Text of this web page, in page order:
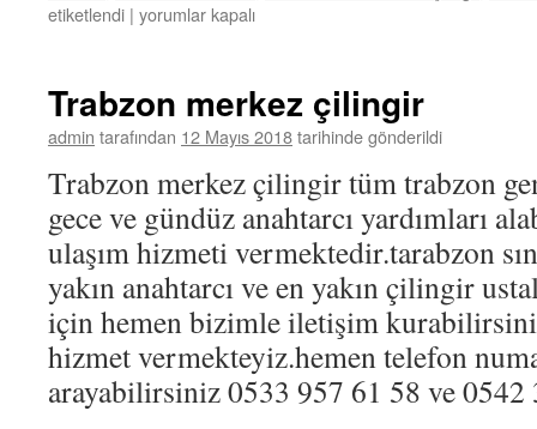
etiketlendi | Trabzon
yorumlar kapalı
Trabzon merkez çilingir
admin tarafından 12 Mayıs 2018tarihinde gönderildi
Trabzon merkez çilingir tüm trabzon
gece ve gündüz anahtarcı yardımları
ulaşım hizmeti vermektedir.tarabzon
yakın anahtarcı ve en yakın çilingir
için hemen bizimle iletişim
hizmet vermekteyiz.hemen telefon
arayabilirsiniz 0533 957 61 58 ve 0542